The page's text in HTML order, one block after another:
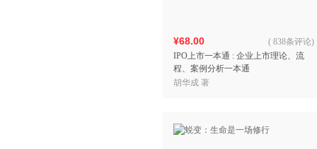
¥68.00
IPO上市一本通 : 企业上市理论、流
程、案例分析一本通
( 838条评论)
胡华成 著